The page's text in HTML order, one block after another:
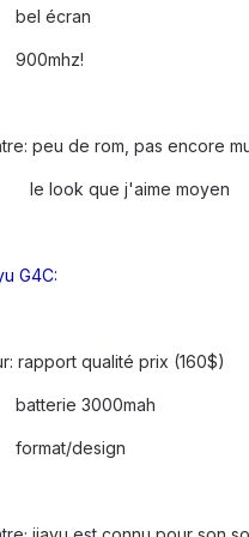
écran
peu de rom, pas encore
look que j'aime moyen
G4C:
rapport qualité prix (160$)
3000mah
design